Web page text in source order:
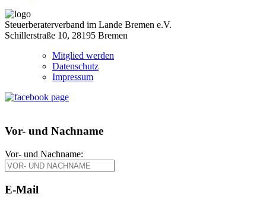
Steuerberaterverband im Lande Bremen e.V.
Schillerstraße 10, 28195 Bremen
Mitglied werden
Datenschutz
Impressum
Vor- und Nachname
Vor- und Nachname:
E-Mail